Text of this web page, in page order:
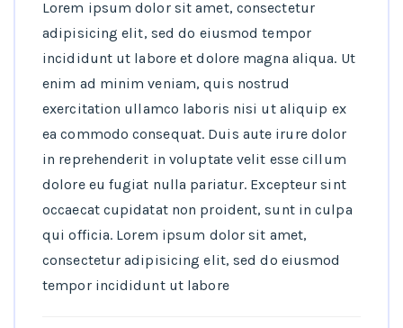
Lorem ipsum dolor sit amet, consectetur
adipisicing elit, sed do eiusmod tempor
incididunt ut labore et dolore magna aliqua. Ut
enim ad minim veniam, quis nostrud
exercitation ullamco laboris nisi ut aliquip ex
ea commodo consequat. Duis aute irure dolor
in reprehenderit in voluptate velit esse cillum
dolore eu fugiat nulla pariatur. Excepteur sint
occaecat cupidatat non proident, sunt in culpa
qui officia. Lorem ipsum dolor sit amet,
consectetur adipisicing elit, sed do eiusmod
tempor incididunt ut labore